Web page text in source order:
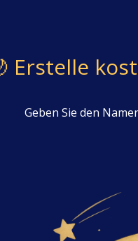
Erstelle
Geben Sie den